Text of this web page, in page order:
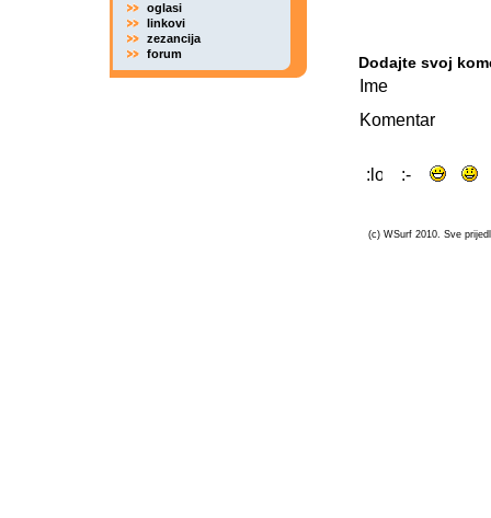
oglasi
linkovi
zezancija
forum
Dodajte svoj
Ime
Komentar
(c) WSurf 2010. Sve